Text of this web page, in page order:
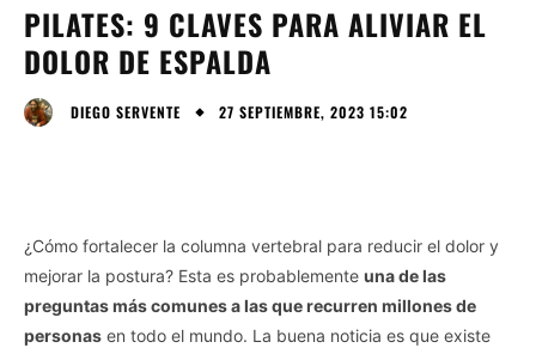
PILATES: 9 CLAVES PARA ALIVIAR EL
DOLOR DE ESPALDA
DIEGO SERVENTE 27 SEPTIEMBRE, 2023 15:02
¿Cómo fortalecer la columna vertebral para reducir el dolor y
mejorar la postura? Esta es probablemente una de las
preguntas más comunes a las que recurren millones de
personas en todo el mundo. La buena noticia es que existe